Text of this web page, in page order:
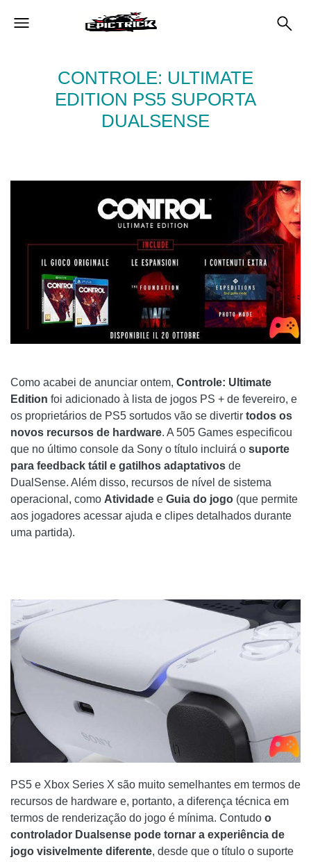
CONTROLE: ULTIMATE
EDITION PS5 SUPORTA
DUALSENSE
Como acabei de anunciar ontem, Controle: Ultimate
Edition foi adicionado à lista de jogos PS + de fevereiro, e
os proprietários de PS5 sortudos vão se divertir todos os
novos recursos de hardware. A 505 Games especificou
que no último console da Sony o título incluirá o suporte
para feedback tátil e gatilhos adaptativos de
DualSense. Além disso, recursos de nível de sistema
operacional, como Atividade e Guia do jogo (que permite
aos jogadores acessar ajuda e clipes detalhados durante
uma partida).
PS5 e Xbox Series X são muito semelhantes em termos de
recursos de hardware e, portanto, a diferença técnica em
termos de renderização do jogo é mínima. Contudo o
controlador Dualsense pode tornar a experiência de
jogo visivelmente diferente, desde que o título o suporte